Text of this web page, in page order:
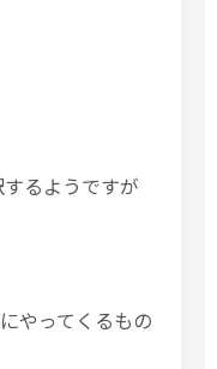
るようですが
やってくるもの